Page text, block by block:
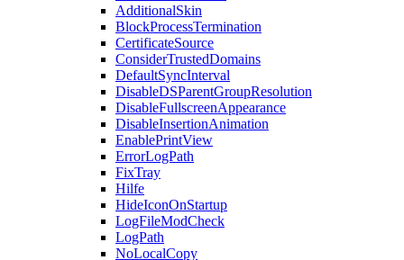
AdditionalSkin
BlockProcessTermination
CertificateSource
ConsiderTrustedDomains
DefaultSyncInterval
DisableDSParentGroupResolution
DisableFullscreenAppearance
DisableInsertionAnimation
EnablePrintView
ErrorLogPath
FixTray
Hilfe
HideIconOnStartup
LogFileModCheck
LogPath
NoLocalCopy